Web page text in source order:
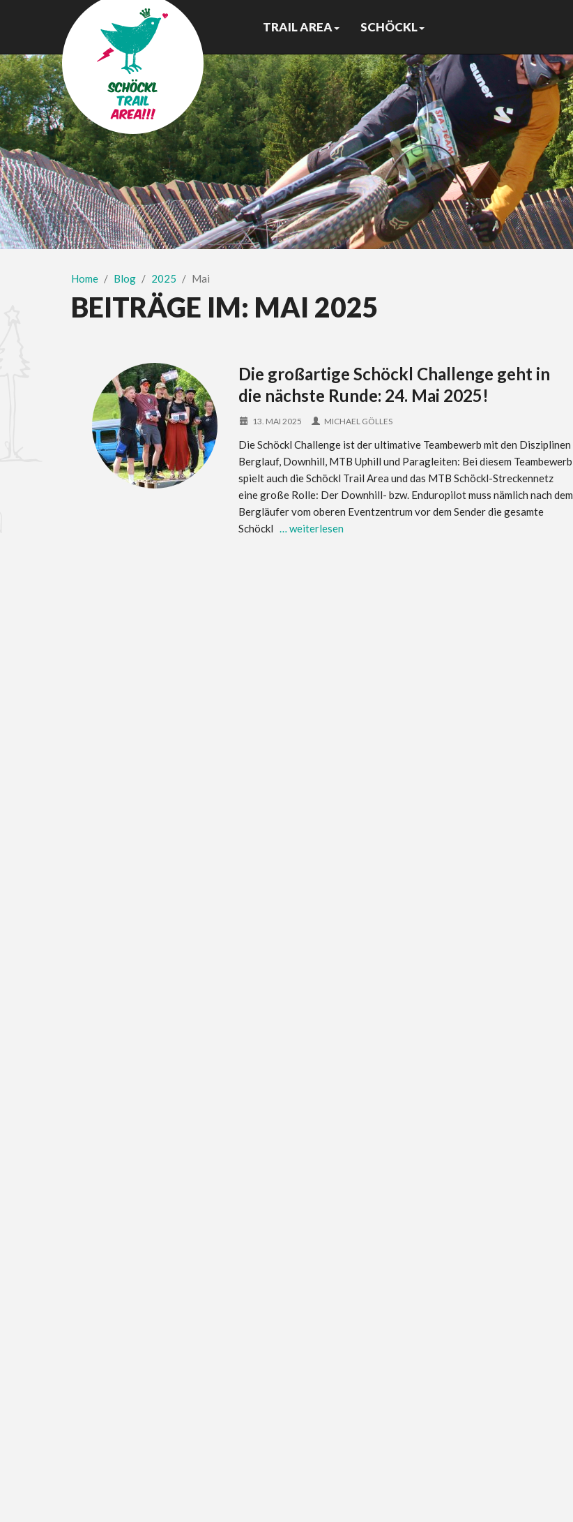
TRAIL AREA SCHÖCKL
Home Blog 2025 Mai
BEITRÄGE IM: MAI 2025
Die großartige Schöckl Challenge geht in
die nächste Runde: 24. Mai 2025!
13. MAI 2025 MICHAEL GÖLLES
Die Schöckl Challenge ist der ultimative Teambewerb mit den Disziplinen
Berglauf, Downhill, MTB Uphill und Paragleiten: Bei diesem Teambewerb
spielt auch die Schöckl Trail Area und das MTB Schöckl-Streckennetz
eine große Rolle: Der Downhill- bzw. Enduropilot muss nämlich nach dem
Bergläufer vom oberen Eventzentrum vor dem Sender die gesamte
Schöckl … weiterlesen